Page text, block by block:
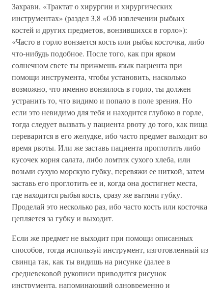
Захрави, «Трактат о хирургии и хирургических
инструментах» (раздел 3,8 «Об извлечении рыбьих
костей и других предметов, вонзившихся в горло»):
«Часто в горло вонзается кость или рыбья косточка, либо
что-нибудь подобное. После того, как при ярком
солнечном свете ты прижмешь язык пациента при
помощи инструмента, чтобы установить, насколько
возможно, что именно вонзилось в горло, ты должен
устранить то, что видимо и попало в поле зрения. Но
если это невидимо для тебя и находится глубоко в горле,
тогда следует вызвать у пациента рвоту до того, как пища
переварится в его желудке, ибо часто предмет выходит во
время рвоты. Или же заставь пациента проглотить либо
кусочек корня салата, либо ломтик сухого хлеба, или
возьми сухую морскую губку, перевяжи ее ниткой, затем
заставь его проглотить ее и, когда она достигнет места,
где находится рыбья кость, сразу же вытяни губку.
Проделай это несколько раз, ибо часто кость или косточка
цепляется за губку и выходит.
Если же предмет не выходит при помощи описанных
способов, тогда используй инструмент, изготовленный из
свинца так, как ты видишь на рисунке (далее в
средневековой рукописи приводится рисунок
инструмента, напоминающий одновременно и